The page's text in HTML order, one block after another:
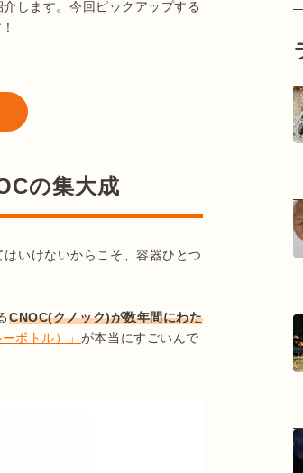
します。今回ピックアップする
の集大成
いけないからこそ、容器ひとつ
CNOC(クノック)が数年間にわた
ボトル）」 が本当にすごいんで